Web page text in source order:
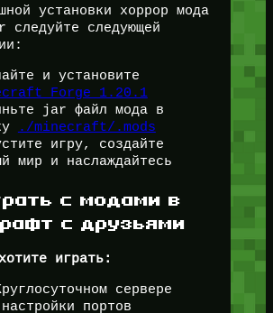
установки хоррор мода
следуйте следующей
и установите
Forge 1.20.1
jar файл мода в
./minecraft/.mods
игру, создайте
мир и наслаждайтесь
с модами в
с друзьями
играть:
сервере
портов